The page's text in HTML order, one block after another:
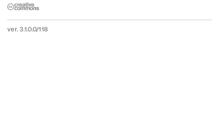
ver. 3.1.0.0/118